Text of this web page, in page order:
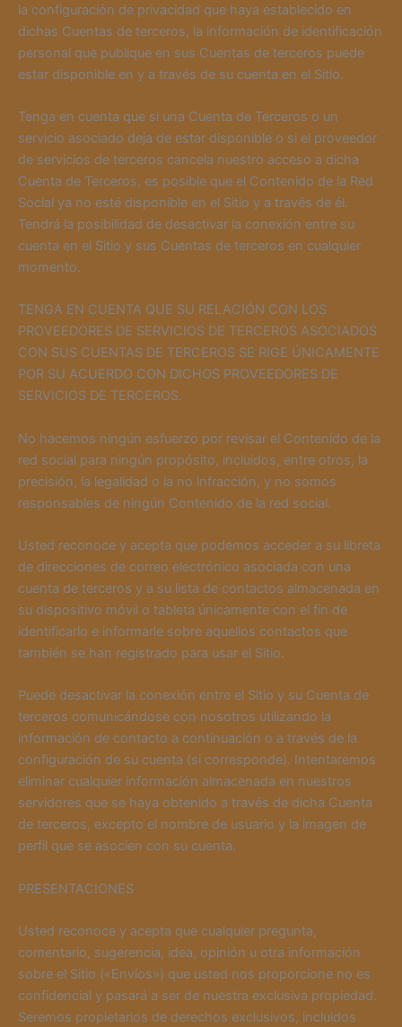
la configuración de privacidad que haya establecido en
dichas Cuentas de terceros, la información de identificación
personal que publique en sus Cuentas de terceros puede
estar disponible en y a través de su cuenta en el Sitio.
Tenga en cuenta que si una Cuenta de Terceros o un
servicio asociado deja de estar disponible o si el proveedor
de servicios de terceros cancela nuestro acceso a dicha
Cuenta de Terceros, es posible que el Contenido de la Red
Social ya no esté disponible en el Sitio y a través de él.
Tendrá la posibilidad de desactivar la conexión entre su
cuenta en el Sitio y sus Cuentas de terceros en cualquier
momento.
TENGA EN CUENTA QUE SU RELACIÓN CON LOS
PROVEEDORES DE SERVICIOS DE TERCEROS ASOCIADOS
CON SUS CUENTAS DE TERCEROS SE RIGE ÚNICAMENTE
POR SU ACUERDO CON DICHOS PROVEEDORES DE
SERVICIOS DE TERCEROS.
No hacemos ningún esfuerzo por revisar el Contenido de la
red social para ningún propósito, incluidos, entre otros, la
precisión, la legalidad o la no infracción, y no somos
responsables de ningún Contenido de la red social.
Usted reconoce y acepta que podemos acceder a su libreta
de direcciones de correo electrónico asociada con una
cuenta de terceros y a su lista de contactos almacenada en
su dispositivo móvil o tableta únicamente con el fin de
identificarlo e informarle sobre aquellos contactos que
también se han registrado para usar el Sitio.
Puede desactivar la conexión entre el Sitio y su Cuenta de
terceros comunicándose con nosotros utilizando la
información de contacto a continuación o a través de la
configuración de su cuenta (si corresponde). Intentaremos
eliminar cualquier información almacenada en nuestros
servidores que se haya obtenido a través de dicha Cuenta
de terceros, excepto el nombre de usuario y la imagen de
perfil que se asocien con su cuenta.
PRESENTACIONES
Usted reconoce y acepta que cualquier pregunta,
comentario, sugerencia, idea, opinión u otra información
sobre el Sitio («Envíos») que usted nos proporcione no es
confidencial y pasará a ser de nuestra exclusiva propiedad.
Seremos propietarios de derechos exclusivos, incluidos